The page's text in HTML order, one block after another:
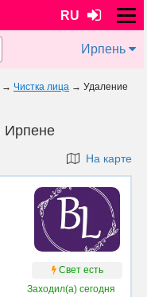
RU
Ирпень
→ Чистка лица → Удаление
Ирпене
На карте
Свет есть
Заходил(а)сегодня